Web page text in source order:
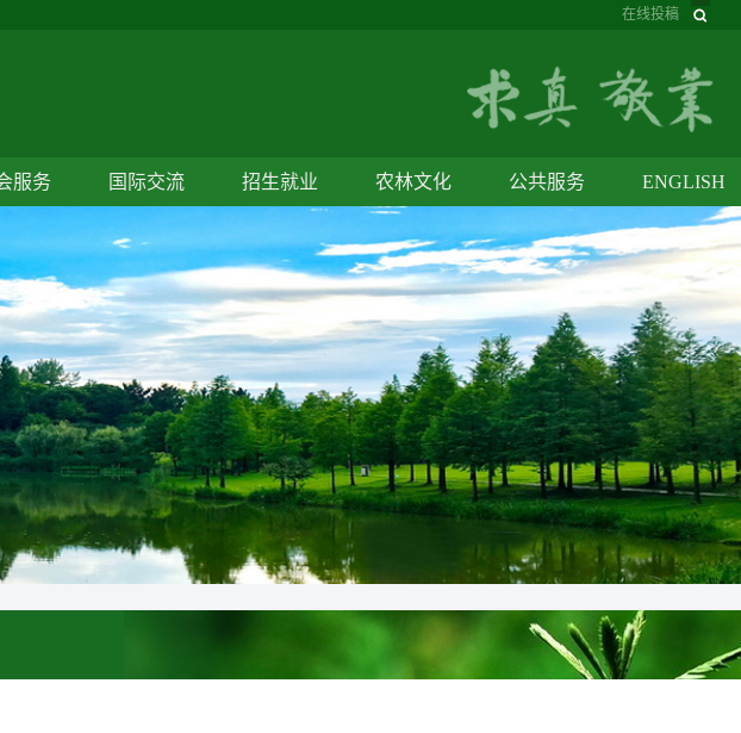
在线投稿
服务 国际交流 招生就业 农林文化 公共服务 ENGLISH